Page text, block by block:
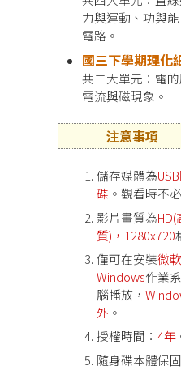
力與運動、功與
電路。
國三下學期理化
共二大單元：電
電流與磁現象。
注意事項
儲存媒體為
碟 。觀看時不
影片畫質為
質)，1280x720
僅可在安裝微
Windows作業
腦播放，
外 。
授權時間：4年
隨身碟本體保